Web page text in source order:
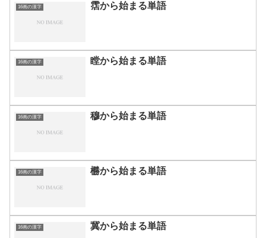
16画の漢字 霑から始まる単語
16画の漢字 瞠から始まる単語
16画の漢字 穆から始まる単語
16画の漢字 橳から始まる単語
16画の漢字 冀から始まる単語